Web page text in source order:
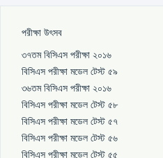
পরীক্ষা উৎসব
৩৭তম বিসিএস পরীক্ষা ২০১৬
বিসিএস পরীক্ষা মডেল টেস্ট ৫৯
৩৬তম বিসিএস পরীক্ষা ২০১৬
বিসিএস পরীক্ষা মডেল টেস্ট ৫৮
বিসিএস পরীক্ষা মডেল টেস্ট ৫৭
বিসিএস পরীক্ষা মডেল টেস্ট ৫৬
বিসিএস পরীক্ষা মডেল টেস্ট ৫৫